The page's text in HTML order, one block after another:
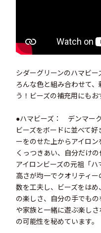
シダーグリーンのハマビ
ろんな色と組み合わせて
う！ビーズの補充用にもお
●ハマビーズ： デンマー
ビーズをボードに並べて
ーをのせた上からアイロ
くっつきあい、自分だけの
アイロンビーズの元祖「
高さが均一でクオリティ
数を工夫し、ビーズをは
の楽しさ、自分の手でも
や家族と一緒に遊ぶ楽し
の可能性を秘めています。